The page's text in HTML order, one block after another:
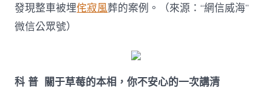
發現整車被埋侘寂風葬的案例。（來源：“網信威海”
微信公眾號）
科 普 關于草莓的本相，你不安心的一次講清